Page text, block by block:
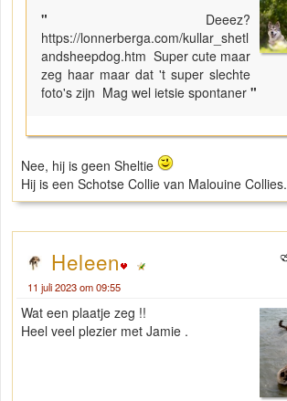
" Deeez?
https://lonnerberga.com/kullar_shetl
andsheepdog.htm Super cute maar
zeg haar maar dat 't super slechte
foto's zijn Mag wel ietsie spontaner "
Nee, hij is geen Sheltie
Hij is een Schotse Collie van Malouine Collies.
Heleen
11 juli 2023 om 09:55
Wat een plaatje zeg !!
Heel veel plezier met Jamie .